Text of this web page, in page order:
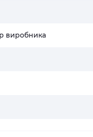
виробника